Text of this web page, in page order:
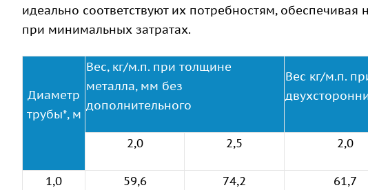
идеально соответствуют их потребностям, обеспечивая
при минимальных затратах.
Диаметр
трубы*, м
Вес, кг/м.п. при толщине
металла, мм без
дополнительного
Вес кг/м.п.
2,0
2,5 2,0
1,0 59,6 74,2 61,7